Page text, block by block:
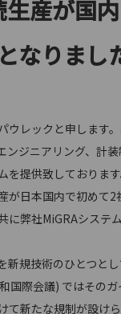
産が国
なりまし
ウレックと申します
ンジニアリング、計
を提供致しております
が日本国内で初めて2
に弊社MiGRAシステ
新規技術のひとつと
国際会議) ではその
て新たな規制が設け